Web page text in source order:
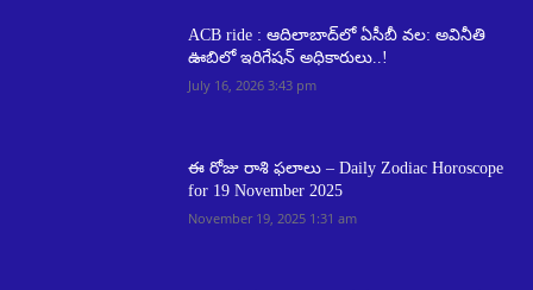
ACB ride : ఆదిలాబాద్‌లో ఏసీబీ వల: అవినీతి
ఊబిలో ఇరిగేషన్ అధికారులు..!
July 16, 2026 3:43 pm
ఈ రోజు రాశి ఫలాలు – Daily Zodiac Horoscope
for 19 November 2025
November 19, 2025 1:31 am